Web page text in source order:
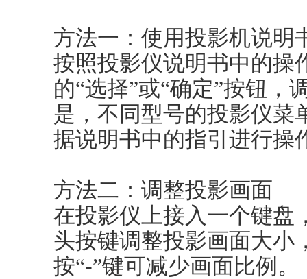
方法一：使用投影机说明
按照投影仪说明书中的操
的“选择”或“确定”按钮，
是，不同型号的投影仪菜
据说明书中的指引进行操
方法二：调整投影画面
在投影仪上接入一个键盘
头按键调整投影画面大小
按“-”键可减少画面比例。